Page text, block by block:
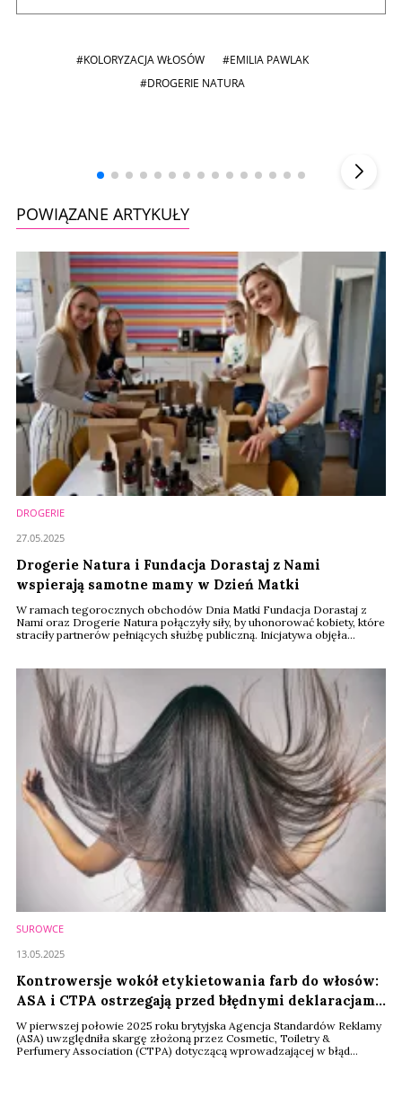
#KOLORYZACJA WŁOSÓW
#EMILIA PAWLAK
#DROGERIE NATURA
POWIĄZANE ARTYKUŁY
DROGERIE
Drogerie Natura i Fundacja Dorastaj z Nami
wspierają samotne mamy w Dzień Matki
W ramach tegorocznych obchodów Dnia Matki Fundacja Dorastaj z
Nami oraz Drogerie Natura połączyły siły, by uhonorować kobiety, które
straciły partnerów pełniących służbę publiczną. Inicjatywa objęła
przygotowano specjalne zestawy kosmetyczne, mające dostarczyć
chwili relaksu i ...
27.05.2025
SUROWCE
Kontrowersje wokół etykietowania farb do włosów:
ASA i CTPA ostrzegają przed błędnymi deklaracjami
„bez PPD”
W pierwszej połowie 2025 roku brytyjska Agencja Standardów Reklamy
(ASA) uwzględniła skargę złożoną przez Cosmetic, Toiletry &
Perfumery Association (CTPA) dotyczącą wprowadzającej w błąd
13.05.2025